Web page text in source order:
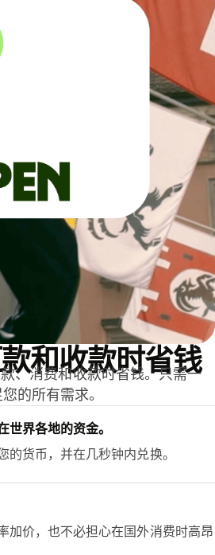
和收款时省钱
、消费和收款时省钱。只需一
的所有需求。
世界各地的资金。
的货币，并在几秒钟内兑换。
加价，也不必担心在国外消费时高昂